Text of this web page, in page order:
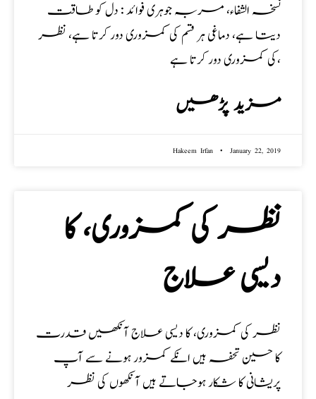
نسخہ الشفاء، مربہ جوہری فوائد : دل کو طاقت
دیتا ہے، دماغی ہر قسم کی کمزوری دور کرتا ہے، نظر
کی کمزوری دور کرتا ہے،
مزید پڑھیں
Hakeem Irfan January 22, 2019
نظر کی کمزوری، کا
دیسی علاج
نظر کی کمزوری، کا دیسی علاج آنکھیں قدرت
کا حسین تحفہ ہیں انکے کمزور ہونے سے آپ
پریشانی کا شکار ہوجاتے ہیں آنکھوں کی نظر